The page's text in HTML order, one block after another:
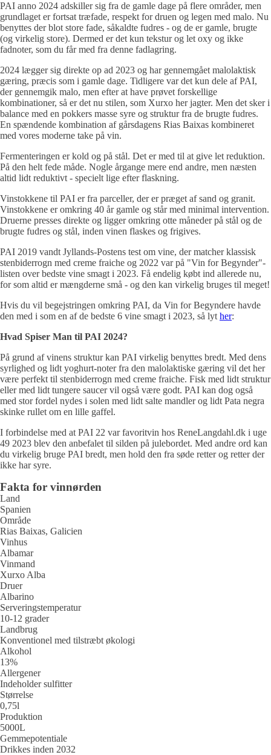
PAI anno 2024 adskiller sig fra de gamle dage på flere områder, men
grundlaget er fortsat træfade, respekt for druen og legen med malo. Nu
benyttes der blot store fade, såkaldte fudres - og de er gamle, brugte
(og virkelig store). Dermed er det kun tekstur og let oxy og ikke
fadnoter, som du får med fra denne fadlagring.
2024 lægger sig direkte op ad 2023 og har gennemgået malolaktisk
gæring, præcis som i gamle dage. Tidligere var det kun dele af PAI,
der gennemgik malo, men efter at have prøvet forskellige
kombinationer, så er det nu stilen, som Xurxo her jagter. Men det sker i
balance med en pokkers masse syre og struktur fra de brugte fudres.
En spændende kombination af gårsdagens Rias Baixas kombineret
med vores moderne take på vin.
Fermenteringen er kold og på stål. Det er med til at give let reduktion.
På den helt fede måde. Nogle årgange mere end andre, men næsten
altid lidt reduktivt - specielt lige efter flaskning.
Vinstokkene til PAI er fra parceller, der er præget af sand og granit.
Vinstokkene er omkring 40 år gamle og står med minimal intervention.
Druerne presses direkte og ligger omkring otte måneder på stål og de
brugte fudres og stål, inden vinen flaskes og frigives.
PAI 2019 vandt Jyllands-Postens test om vine, der matcher klassisk
stenbiderrogn med creme fraiche og 2022 var på "Vin for Begynder"-
listen over bedste vine smagt i 2023. Få endelig købt ind allerede nu,
for som altid er mængderne små - og den kan virkelig bruges til meget!
Hvis du vil begejstringen omkring PAI, da Vin for Begyndere havde
den med i som en af de bedste 6 vine smagt i 2023, så lyt her:
Hvad Spiser Man til PAI 2024?
På grund af vinens struktur kan PAI virkelig benyttes bredt. Med dens
syrlighed og lidt yoghurt-noter fra den malolaktiske gæring vil det her
være perfekt til stenbiderrogn med creme fraiche. Fisk med lidt struktur
eller med lidt tungere saucer vil også være godt. PAI kan dog også
med stor fordel nydes i solen med lidt salte mandler og lidt Pata negra
skinke rullet om en lille gaffel.
I forbindelse med at PAI 22 var favoritvin hos ReneLangdahl.dk i uge
49 2023 blev den anbefalet til silden på julebordet. Med andre ord kan
du virkelig bruge PAI bredt, men hold den fra søde retter og retter der
ikke har syre.
Fakta for vinnørden
Land
Spanien
Område
Rias Baixas, Galicien
Vinhus
Albamar
Vinmand
Xurxo Alba
Druer
Albarino
Serveringstemperatur
10-12 grader
Landbrug
Konventionel med tilstræbt økologi
Alkohol
13%
Allergener
Indeholder sulfitter
Størrelse
0,75l
Produktion
5000L
Gemmepotentiale
Drikkes inden 2032